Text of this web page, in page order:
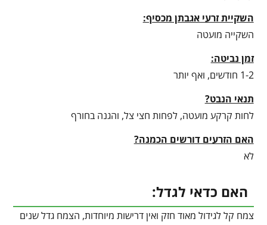
השקיית זרעי אגבתן מכסיף:
השקייה מועטה
זמן נביטה:
1-2 חודשים, ואף יותר
תנאי הנבט?
לחות קרקע מועטה, לפחות חצי צל, והגנה בחורף
האם הזרעים דורשים הכמנה?
לא
האם כדאי לגדל:
צמח קל לגידול מאוד חזק ואין דרישות מיוחדות, הצמח גדל שנים